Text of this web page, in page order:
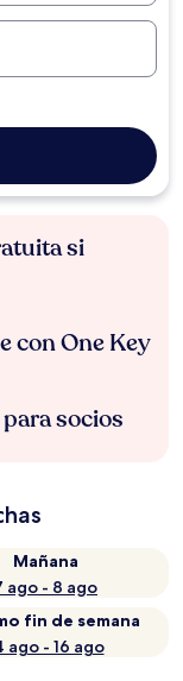
si
con One Key
socios
Mañana
ago - 8 ago
fin de semana
ago - 16 ago